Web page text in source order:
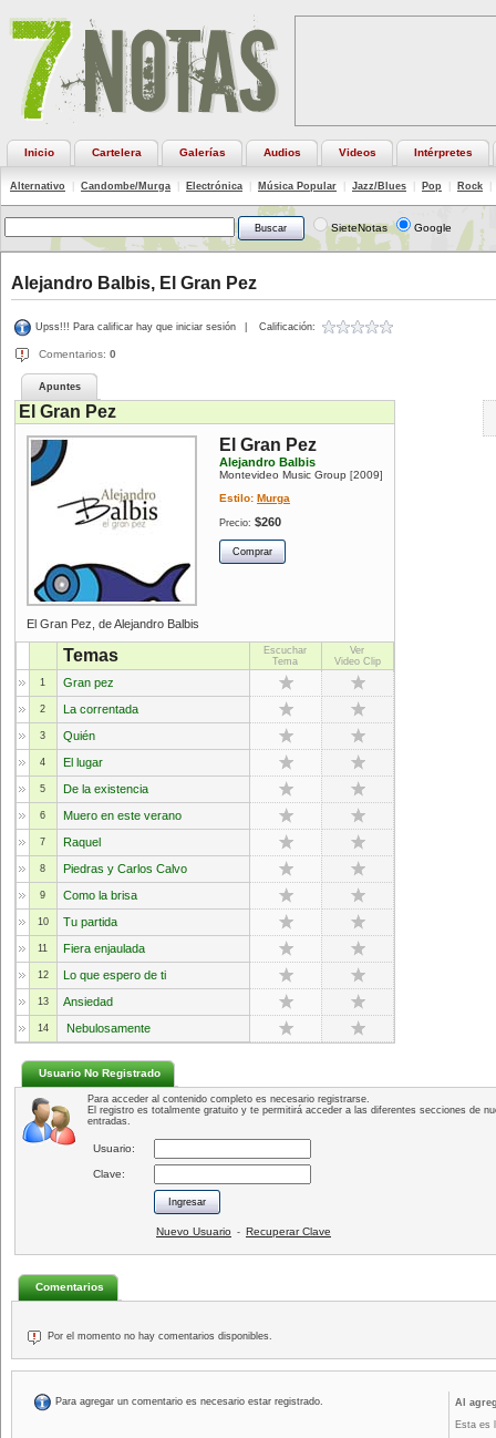
Inicio Cartelera Galerías Audios Videos Intérpretes
Alternativo Candombe/Murga Electrónica Música Popular Jazz/Blues Pop Rock
SieteNotas Google
Alejandro Balbis, El Gran Pez
Upss!!! Para calificar hay que iniciar sesión Calificación:
Comentarios: 0
Apuntes
El Gran Pez
El Gran Pez
Alejandro Balbis
Montevideo Music Group [2009]
Estilo: Murga
Precio: $260
El Gran Pez, de Alejandro Balbis
Temas
Escuchar
Tema
Ver
Video Clip
1
Gran pez
2 La correntada
3 Quién
4 El lugar
5 De la existencia
6 Muero en este verano
7 Raquel
8 Piedras y Carlos Calvo
9 Como la brisa
10 Tu partida
11 Fiera enjaulada
12 Lo que espero de ti
13 Ansiedad
14 Nebulosamente
Usuario No Registrado
Para acceder al contenido completo es necesario registrarse.
El registro es totalmente gratuito y te permitirá acceder a las diferentes secciones de
entradas.
Usuario:
Clave:
Nuevo Usuario - Recuperar Clave
Comentarios
Por el momento no hay comentarios disponibles.
Para agregar un comentario es necesario estar registrado.
Al
Esta es